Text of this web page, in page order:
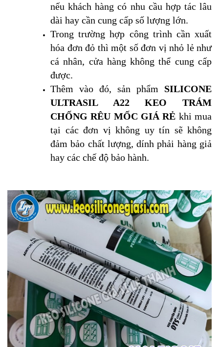
nếu khách hàng có nhu cầu hợp tác lâu
dài hay cần cung cấp số lượng lớn.
Trong trường hợp công trình cần xuất
hóa đơn đỏ thì một số đơn vị nhỏ lẻ như
cá nhân, cửa hàng không thể cung cấp
được.
Thêm vào đó, sản phẩm SILICONE
ULTRASIL A22 KEO TRÁM
CHỐNG RÊU MỐC GIÁ RẺ khi mua
tại các đơn vị không uy tín sẽ không
đảm bảo chất lượng, dính phải hàng giả
hay các chế độ bảo hành.